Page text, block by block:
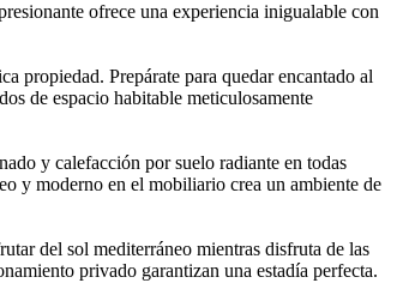
ofrece una experiencia inigualable con
propiedad. Prepárate para quedar encantado al
de espacio habitable meticulosamente
y calefacción por suelo radiante en todas
y moderno en el mobiliario crea un ambiente de
del sol mediterráneo mientras disfruta de las
privado garantizan una estadía perfecta.